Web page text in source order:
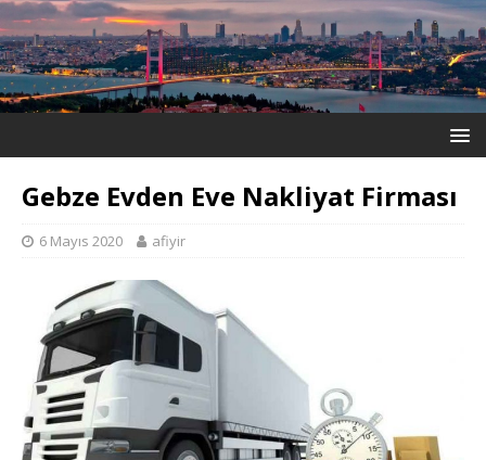
Gebze Evden Eve Nakliyat Firması
6 Mayıs 2020 afiyir